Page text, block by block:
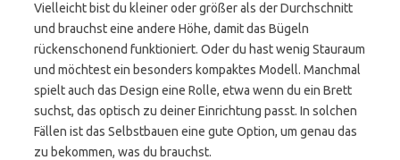
Vielleicht bist du kleiner oder größer als der Durchschnitt
und brauchst eine andere Höhe, damit das Bügeln
rückenschonend funktioniert. Oder du hast wenig Stauraum
und möchtest ein besonders kompaktes Modell. Manchmal
spielt auch das Design eine Rolle, etwa wenn du ein Brett
suchst, das optisch zu deiner Einrichtung passt. In solchen
Fällen ist das Selbstbauen eine gute Option, um genau das
zu bekommen, was du brauchst.